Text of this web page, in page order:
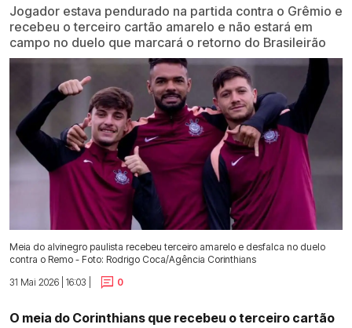
Jogador estava pendurado na partida contra o Grêmio e
recebeu o terceiro cartão amarelo e não estará em
campo no duelo que marcará o retorno do Brasileirão
Meia do alvinegro paulista recebeu terceiro amarelo e desfalca no duelo
contra o Remo - Foto: Rodrigo Coca/Agência Corinthians
31 Mai 2026 | 16:03 |
0
O meia do Corinthians que recebeu o terceiro cartão